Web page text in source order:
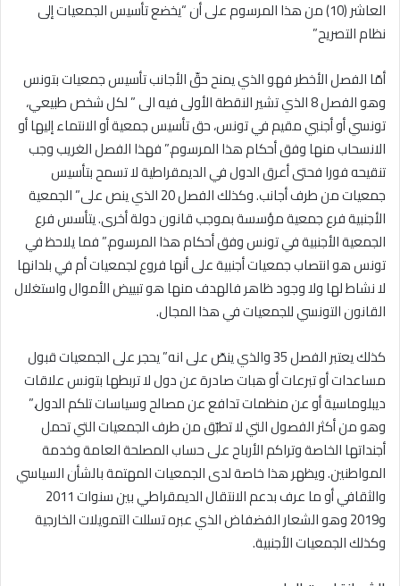
العاشر (10) من هذا المرسوم على أن “يخضع تأسيس الجمعيات إلى
نظام التصريح”
أمّا الفصل الأخطر فهو الذي يمنح حقّ الأجانب تأسيس جمعيات بتونس
وهو الفصل 8 الذي تشير النقطة الأولى فيه الى ” لكل شخص طبيعي،
تونسي أو أجنبي مقيم في تونس، حق تأسيس جمعية أو الانتماء إليها أو
الانسحاب منها وفق أحكام هذا المرسوم.” فهذا الفصل الغريب وجب
تنقيحه فورا فحتى أعرق الدول في الديمقراطية لا تسمح بتأسيس
جمعيات من طرف أجانب. وكذلك الفصل 20 الذي ينص على” الجمعية
الأجنبية فرع جمعية مؤسسة بموجب قانون دولة أخرى. يتأسس فرع
الجمعية الأجنبية في تونس وفق أحكام هذا المرسوم.” فما يلاحظ في
تونس هو انتصاب جمعيات أجنبية على أنها فروع لجمعيات أم في بلدانها
لا نشاط لها ولا وجود ظاهر فالهدف منها هو تبييض الأموال واستغلال
القانون التونسي للجمعيات في هذا المجال.
كذلك يعتبر الفصل 35 والذي ينصّ على انه” يحجر على الجمعيات قبول
مساعدات أو تبرعات أو هبات صادرة عن دول لا تربطها بتونس علاقات
ديبلوماسية أو عن منظمات تدافع عن مصالح وسياسات تلكم الدول.”
وهو من أكثر الفصول التي لا تطبّق من طرف الجمعيات التي تحمل
أجنداتها الخاصة وتراكم الأرباح على حساب المصلحة العامة وخدمة
المواطنين. ويظهر هذا خاصة لدى الجمعيات المهتمة بالشأن السياسي
والثقافي أو ما عرف بدعم الانتقال الديمقراطي بين سنوات 2011
و2019 وهو الشعار الفضفاض الذي عبره تسللت التمويلات الخارجية
وكذلك الجمعيات الأجنبية.